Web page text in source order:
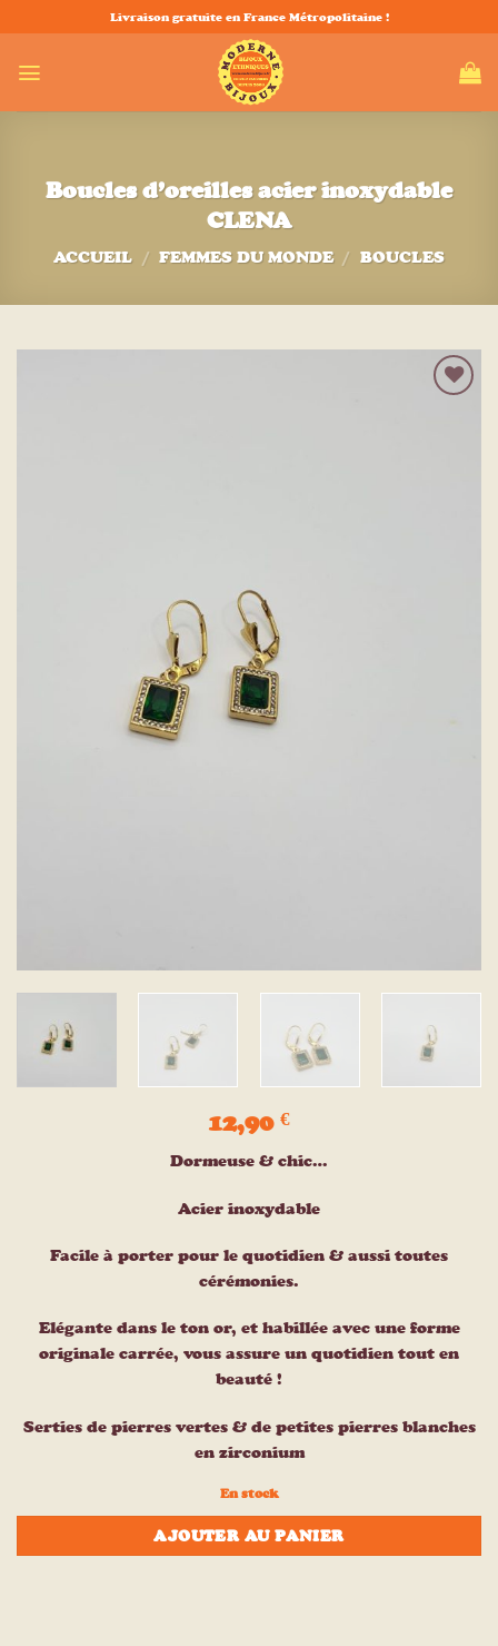
au
contenu
Livraison gratuite en France Métropolitaine !
Boucles d’oreilles acier inoxydable
CLENA
ACCUEIL / FEMMES DU MONDE / BOUCLES
12,90 €
Dormeuse & chic…
Acier inoxydable
Facile à porter pour le quotidien & aussi toutes
cérémonies.
Elégante dans le ton or, et habillée avec une forme
originale carrée, vous assure un quotidien tout en
beauté !
Serties de pierres vertes & de petites pierres blanches
en zirconium
En stock
AJOUTER AU PANIER